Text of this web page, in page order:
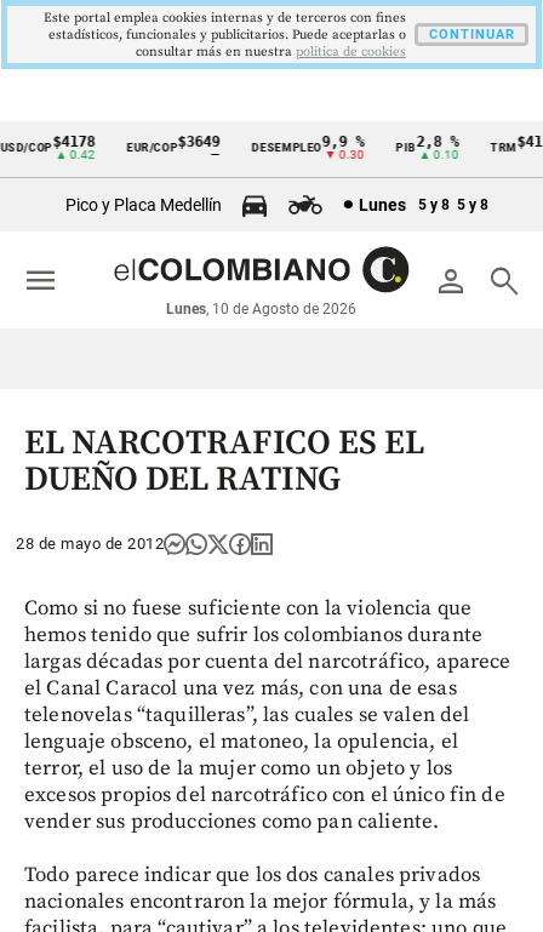
Cintillo
económicos
Colombia
COP$4178
▲ 0.42
EUR/COP$3649 DESEMPLEO 9,9 %
▼ 0.30
PIB2,8 %
▲ 0.10
TRM
Pico y Placa Medellín Lunes 5 y 8 5 y 8
person search
Lunes, 10 de Agosto de 2026
menu
EL NARCOTRAFICO ES EL
DUEÑO DEL RATING
28 de mayo de 2012
Como si no fuese suficiente con la violencia que
hemos tenido que sufrir los colombianos durante
largas décadas por cuenta del narcotráfico, aparece
el Canal Caracol una vez más, con una de esas
telenovelas “taquilleras”, las cuales se valen del
lenguaje obsceno, el matoneo, la opulencia, el
terror, el uso de la mujer como un objeto y los
excesos propios del narcotráfico con el único fin de
vender sus producciones como pan caliente.
Todo parece indicar que los dos canales privados
nacionales encontraron la mejor fórmula, y la más
Este portal emplea cookies internas y de terceros con fines
estadísticos, funcionales y publicitarios. Puede aceptarlas o
consultar más en nuestra politica de cookies
CONTINUAR